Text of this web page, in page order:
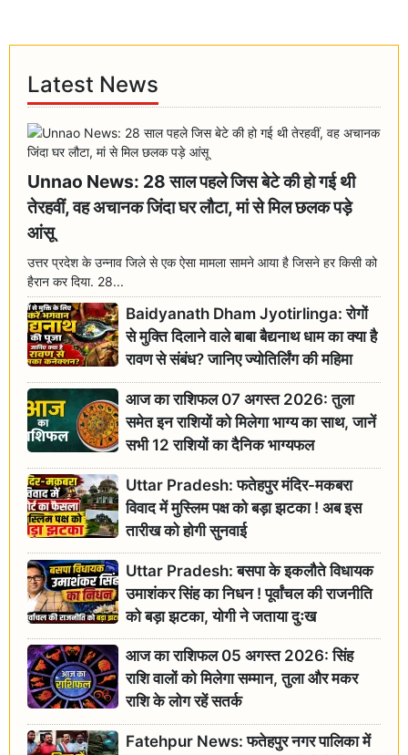
Latest News
Unnao News: 28 साल पहले जिस बेटे की हो गई थी
तेरहवीं, वह अचानक जिंदा घर लौटा, मां से मिल छलक पड़े
आंसू
उत्तर प्रदेश के उन्नाव जिले से एक ऐसा मामला सामने आया है जिसने हर किसी को
हैरान कर दिया. 28...
Baidyanath Dham Jyotirlinga: रोगों
से मुक्ति दिलाने वाले बाबा बैद्यनाथ धाम का क्या है
रावण से संबंध? जानिए ज्योतिर्लिंग की महिमा
आज का राशिफल 07 अगस्त 2026: तुला
समेत इन राशियों को मिलेगा भाग्य का साथ, जानें
सभी 12 राशियों का दैनिक भाग्यफल
Uttar Pradesh: फतेहपुर मंदिर-मकबरा
विवाद में मुस्लिम पक्ष को बड़ा झटका ! अब इस
तारीख को होगी सुनवाई
Uttar Pradesh: बसपा के इकलौते विधायक
उमाशंकर सिंह का निधन ! पूर्वांचल की राजनीति
को बड़ा झटका, योगी ने जताया दुःख
आज का राशिफल 05 अगस्त 2026: सिंह
राशि वालों को मिलेगा सम्मान, तुला और मकर
राशि के लोग रहें सतर्क
Fatehpur News: फतेहपुर नगर पालिका में